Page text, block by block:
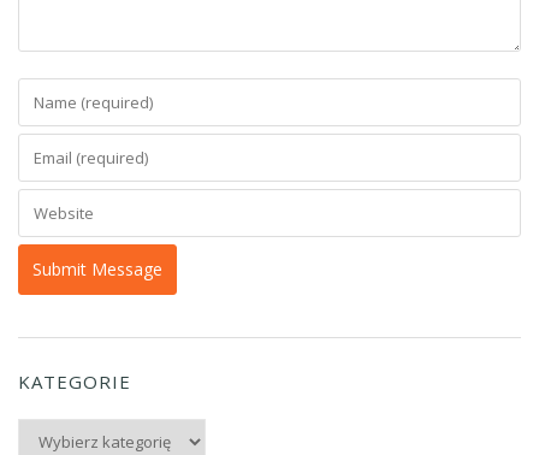
KATEGORIE